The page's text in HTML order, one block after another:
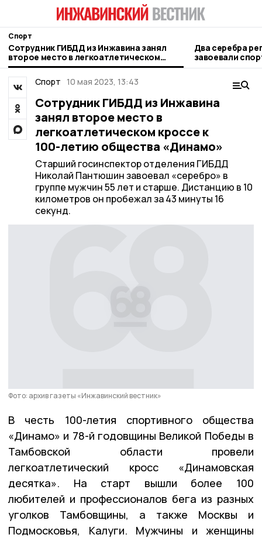
Спорт
Сотрудник ГИБДД из Инжавина занял
второе место в легкоатлетическом
кроссе к 100-летию общества «Динамо»
Два серебра
завоевали
Спорт 10 мая 2023, 13:43
Сотрудник ГИБДД из Инжавина
занял второе место в
легкоатлетическом кроссе к
100-летию общества «Динамо»
Старший госинспектор отделения ГИБДД
Николай Пантюшин завоевал «серебро» в
группе мужчин 55 лет и старше. Дистанцию в 10
километров он пробежал за 43 минуты 16
секунд.
Фото: архив газеты «Инжавинский вестник»
В честь 100-летия спортивного общества
«Динамо» и 78-й годовщины Великой Победы в
Тамбовской области провели
легкоатлетический кросс «Динамовская
десятка». На старт вышли более 100
любителей и профессионалов бега из разных
уголков Тамбовщины, а также Москвы и
Подмосковья, Калуги. Мужчины и женщины